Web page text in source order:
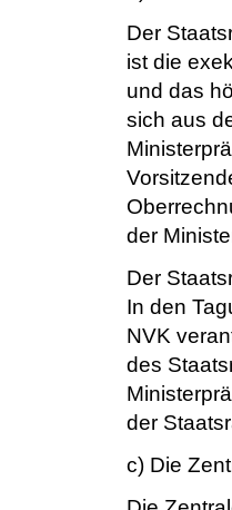
Der
ist die
und das
sich aus
der
Der
In den
NVK
des
der
c) Die